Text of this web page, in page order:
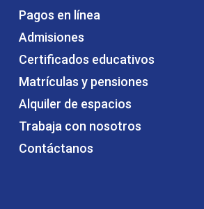
Pagos en línea
Admisiones
Certificados educativos
Matrículas y pensiones
Alquiler de espacios
Trabaja con nosotros
Contáctanos